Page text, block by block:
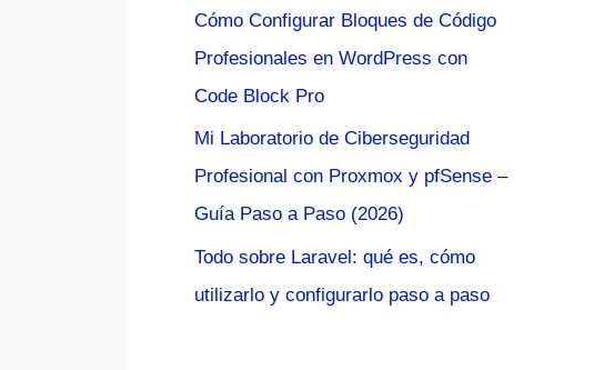
:
Cómo Configurar Bloques de Código
Profesionales en WordPress con
Code Block Pro
Mi Laboratorio de Ciberseguridad
Profesional con Proxmox y pfSense –
Guía Paso a Paso (2026)
Todo sobre Laravel: qué es, cómo
utilizarlo y configurarlo paso a paso